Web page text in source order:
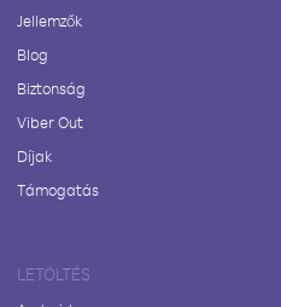
Jellemzők
Blog
Biztonság
Viber Out
Díjak
Támogatás
LETÖLTÉS